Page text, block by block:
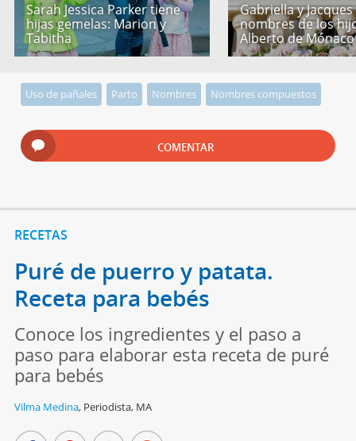
Sarah Jessica Parker tiene
hijas gemelas: Marion y
Tabitha
Gabriella y
nombres de los
Alberto de Mónaco
Uso de pañales Parto Nombres Nombres compuestos
COMENTAR
RECETAS
Puré de puerro y patata.
Receta para bebés
Conoce los ingredientes y el paso a
paso para elaborar esta receta de puré
para bebés
Vilma Medina, Periodista, MA